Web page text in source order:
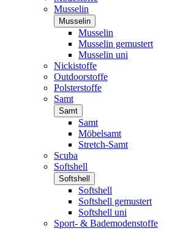
Musselin
Musselin
Musselin
Musselin gemustert
Musselin uni
Nickistoffe
Outdoorstoffe
Polsterstoffe
Samt
Samt
Samt
Möbelsamt
Stretch-Samt
Scuba
Softshell
Softshell
Softshell
Softshell gemustert
Softshell uni
Sport- & Bademodenstoffe